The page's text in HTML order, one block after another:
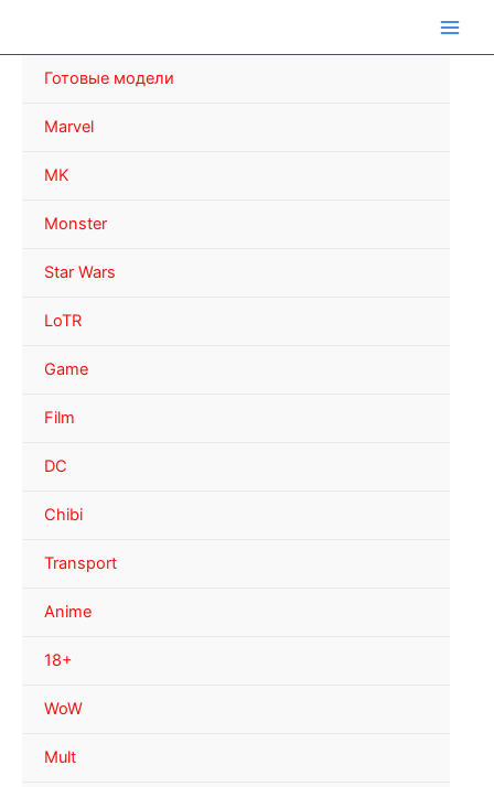
Готовые модели
Marvel
MK
Monster
Star Wars
LoTR
Game
Film
DC
Chibi
Transport
Anime
18+
WoW
Mult